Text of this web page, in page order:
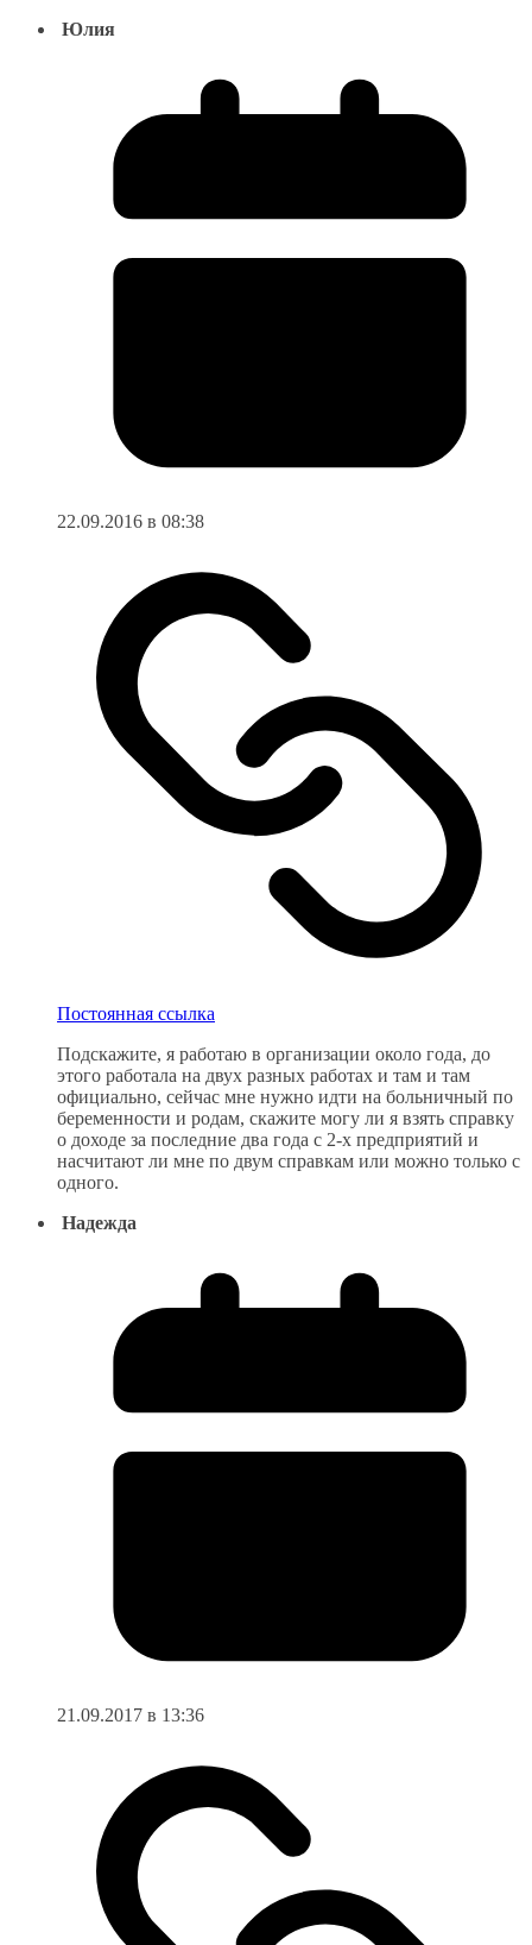
Юлия
22.09.2016 в 08:38
Постоянная ссылка
Подскажите, я работаю в организации около года, до
этого работала на двух разных работах и там и там
официально, сейчас мне нужно идти на больничный по
беременности и родам, скажите могу ли я взять справку
о доходе за последние два года с 2-х предприятий и
насчитают ли мне по двум справкам или можно только с
одного.
Надежда
21.09.2017 в 13:36